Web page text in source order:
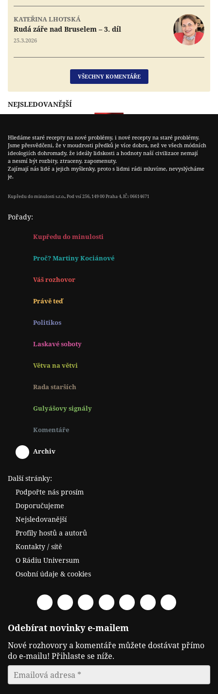
KATEŘINA LHOTSKÁ
Rudá záře nad Bruselem – 3. díl
25.3.2026
VŠECHNY KOMENTÁŘE
NEJSLEDOVANĚJŠÍ
Hledáme staré recepty na nové problémy, i nové recepty na staré problémy.
Jsme přesvědčeni, že v moudrosti předků je více dobra, než ve všech módních
ideologiích dohromady, že ideály lidskosti a hodnoty naší civilizace nemají
a nesmí být rozbity, ztraceny, zapomenuty.
Zajímají nás lidé a jejich myšlenky, proto s lidmi rádi mluvíme, nevyslýcháme
je.
Kupředu do minulosti s.r.o., Pod vsí 256, 149 00 Praha 4, IČ: 06614671
Pořady:
Kupředu do minulosti
Proč? Martiny Kociánové
Váš rozhovor
Právě teď
Politikos
Laskavé soboty
Větva na větvi
Rada starších
Gulyášovy signály
Komentáře
Archiv
Další stránky:
Podpořte nás prosím
Doporučujeme
Nejsledovanější
Profily hostů a autorů
Kontakty / sítě
O Rádiu Universum
Osobní údaje & cookies
FacebookSpotify YouTubeTwitter RSS TelegramOdysee
Odebírat novinky e-mailem
Nové rozhovory a komentáře můžete dostávat přímo
do e-mailu! Přihlaste se níže.